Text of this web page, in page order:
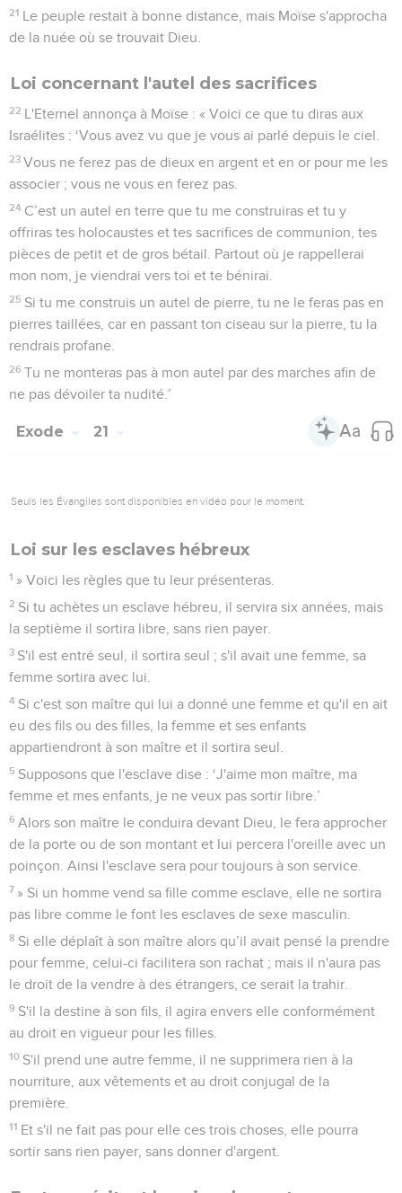
21 Le peuple restait à bonne distance, mais Moïse s'approcha
de la nuée où se trouvait Dieu.
Loi concernant l'autel des sacrifices
22 L'Eternel annonça à Moïse : « Voici ce que tu diras aux
Israélites : ‘Vous avez vu que je vous ai parlé depuis le ciel.
23 Vous ne ferez pas de dieux en argent et en or pour me les
associer ; vous ne vous en ferez pas.
24 C’est un autel en terre que tu me construiras et tu y
offriras tes holocaustes et tes sacrifices de communion, tes
pièces de petit et de gros bétail. Partout où je rappellerai
mon nom, je viendrai vers toi et te bénirai.
25 Si tu me construis un autel de pierre, tu ne le feras pas en
pierres taillées, car en passant ton ciseau sur la pierre, tu la
rendrais profane.
26 Tu ne monteras pas à mon autel par des marches afin de
ne pas dévoiler ta nudité.’
Exode 21
Seuls les Évangiles sont disponibles en vidéo pour le moment.
Loi sur les esclaves hébreux
1 » Voici les règles que tu leur présenteras.
2 Si tu achètes un esclave hébreu, il servira six années, mais
la septième il sortira libre, sans rien payer.
3 S'il est entré seul, il sortira seul ; s'il avait une femme, sa
femme sortira avec lui.
4 Si c'est son maître qui lui a donné une femme et qu'il en ait
eu des fils ou des filles, la femme et ses enfants
appartiendront à son maître et il sortira seul.
5 Supposons que l'esclave dise : ‘J'aime mon maître, ma
femme et mes enfants, je ne veux pas sortir libre.’
6 Alors son maître le conduira devant Dieu, le fera approcher
de la porte ou de son montant et lui percera l'oreille avec un
poinçon. Ainsi l'esclave sera pour toujours à son service.
7 » Si un homme vend sa fille comme esclave, elle ne sortira
pas libre comme le font les esclaves de sexe masculin.
8 Si elle déplaît à son maître alors qu’il avait pensé la prendre
pour femme, celui-ci facilitera son rachat ; mais il n'aura pas
le droit de la vendre à des étrangers, ce serait la trahir.
9 S'il la destine à son fils, il agira envers elle conformément
au droit en vigueur pour les filles.
10 S'il prend une autre femme, il ne supprimera rien à la
nourriture, aux vêtements et au droit conjugal de la
première.
11 Et s'il ne fait pas pour elle ces trois choses, elle pourra
sortir sans rien payer, sans donner d'argent.